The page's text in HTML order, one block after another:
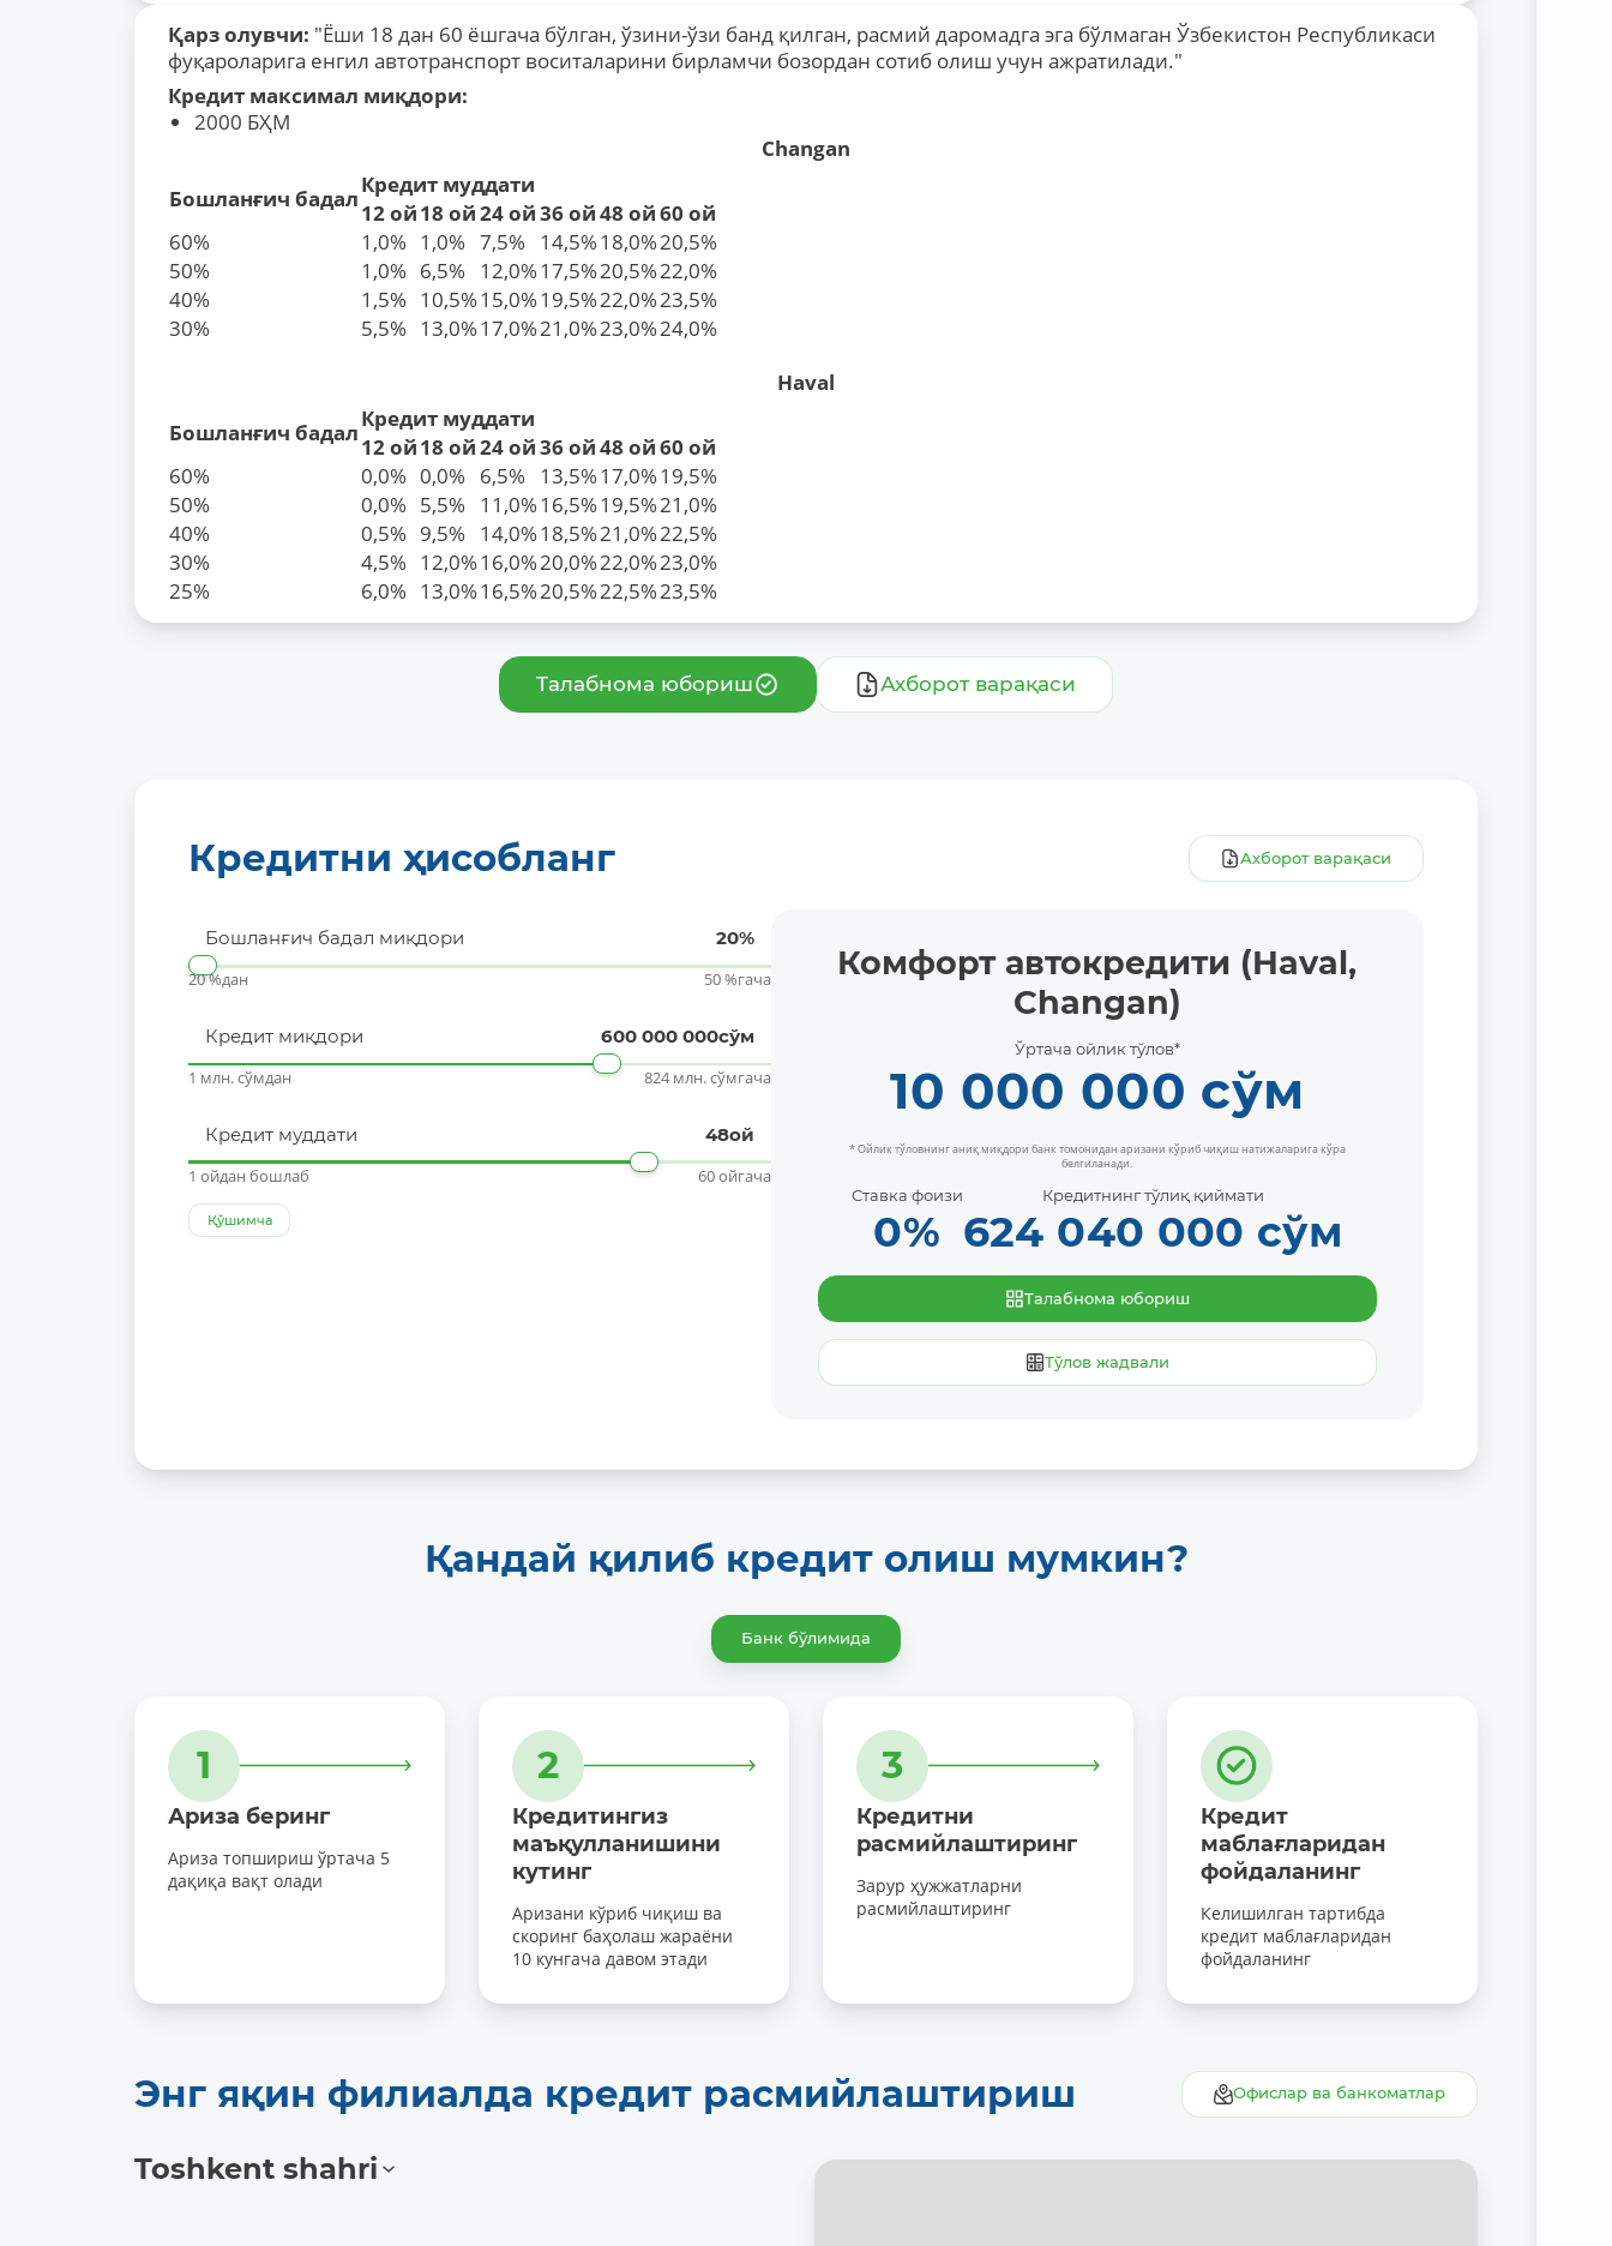
Қарз олувчи: "Ёши 18 дан 60 ёшгача бўлган, ўзини-ўзи банд қилган, расмий даромадга эга бўлмаган Ўзбекистон Республикаси
фуқароларига енгил автотранспорт воситаларини бирламчи бозордан сотиб олиш учун ажратилади."
Кредит максимал миқдори:
2000 БҲМ
Changan
Бошланғич бадал
Кредит муддати
12 ой18 ой24 ой36 ой48 ой60 ой
60%
1,0% 1,0% 7,5% 14,5%18,0%20,5%
50%
1,0% 6,5% 12,0%17,5%20,5%22,0%
40%
1,5% 10,5%15,0%19,5%22,0%23,5%
30%
5,5% 13,0%17,0%21,0%23,0%24,0%
Haval
Бошланғич бадал
Кредит муддати
12 ой18 ой24 ой36 ой48 ой60 ой
60%
0,0% 0,0% 6,5% 13,5%17,0%19,5%
50%
0,0% 5,5% 11,0%16,5%19,5%21,0%
40%
0,5% 9,5% 14,0%18,5%21,0%22,5%
30%
4,5% 12,0%16,0%20,0%22,0%23,0%
25%
6,0% 13,0%16,5%20,5%22,5%23,5%
Талабнома юбориш Ахборот варақаси
Кредитни ҳисобланг Ахборот варақаси
Бошланғич бадал миқдори 20%
20 %дан 50 %гача
Кредит миқдори 600 000 000сўм
1 млн. сўмдан 824 млн. сўмгача
Кредит муддати 48ой
1 ойдан бошлаб 60 ойгача
Қўшимча
Комфорт автокредити (Haval,
Changan)
Ўртача ойлик тўлов*
10 000 000 сўм
* Ойлик тўловнинг аниқ миқдори банк томонидан аризани кўриб чиқиш натижаларига кўра
белгиланади.
Ставка фоизи
0%
Кредитнинг тўлиқ қиймати
624 040 000 сўм
Талабнома юбориш
Тўлов жадвали
Қандай қилиб кредит олиш мумкин?
Банк бўлимида
1
Ариза беринг
Ариза топшириш ўртача 5
дақиқа вақт олади
2
Кредитингиз
маъқулланишини
кутинг
Аризани кўриб чиқиш ва
скоринг баҳолаш жараёни
10 кунгача давом этади
3
Кредитни
расмийлаштиринг
Зарур ҳужжатларни
расмийлаштиринг
Кредит
маблағларидан
фойдаланинг
Келишилган тартибда
кредит маблағларидан
фойдаланинг
Энг яқин филиалда кредит расмийлаштириш Офислар ва банкоматлар
Toshkent shahri